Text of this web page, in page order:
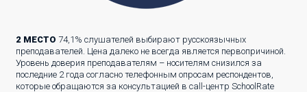
2 МЕСТО 74,1% слушателей выбирают русскоязычных
преподавателей. Цена далеко не всегда является первопричиной.
Уровень доверия преподавателям – носителям снизился за
последние 2 года согласно телефонным опросам респондентов,
которые обращаются за консультацией в call-центр SchoolRate